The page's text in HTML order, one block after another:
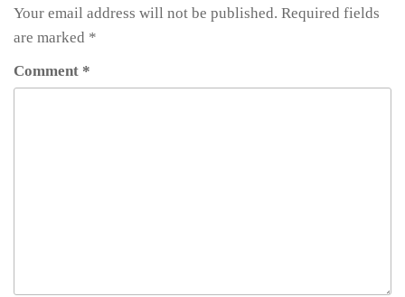
Your email address will not be published. Required fields
are marked *
Comment *